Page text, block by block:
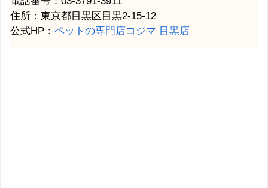
住所：東京都目黒区目黒2-15-12
公式HP： ペットの専門店コジマ 目黒店